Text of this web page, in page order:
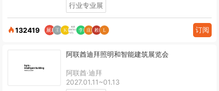
行业专业展
132419 订阅
阿联酋迪拜照明和智能建筑展览会
阿联酋·迪拜
2027.01.11~01.13